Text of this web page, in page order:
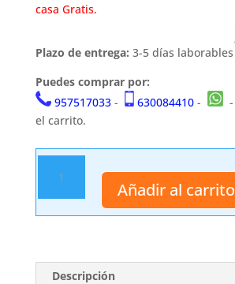
casa Gratis.
Plazo de entrega: 3-5 días laborables
Puedes comprar por:
957517033- 630084410- -
el carrito.
moderna
1111C
cantidad
Añadir al carrito
Descripción